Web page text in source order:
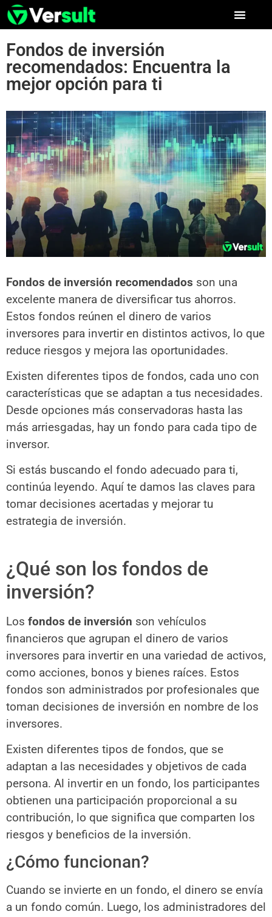
Fondos de inversión
recomendados: Encuentra la
mejor opción para ti
Fondos de inversión recomendados son una
excelente manera de diversificar tus ahorros.
Estos fondos reúnen el dinero de varios
inversores para invertir en distintos activos, lo que
reduce riesgos y mejora las oportunidades.
Existen diferentes tipos de fondos, cada uno con
características que se adaptan a tus necesidades.
Desde opciones más conservadoras hasta las
más arriesgadas, hay un fondo para cada tipo de
inversor.
Si estás buscando el fondo adecuado para ti,
continúa leyendo. Aquí te damos las claves para
tomar decisiones acertadas y mejorar tu
estrategia de inversión.
¿Qué son los fondos de
inversión?
Los fondos de inversión son vehículos
financieros que agrupan el dinero de varios
inversores para invertir en una variedad de activos,
como acciones, bonos y bienes raíces. Estos
fondos son administrados por profesionales que
toman decisiones de inversión en nombre de los
inversores.
Existen diferentes tipos de fondos, que se
adaptan a las necesidades y objetivos de cada
persona. Al invertir en un fondo, los participantes
obtienen una participación proporcional a su
contribución, lo que significa que comparten los
riesgos y beneficios de la inversión.
¿Cómo funcionan?
Cuando se invierte en un fondo, el dinero se envía
a un fondo común. Luego, los administradores del